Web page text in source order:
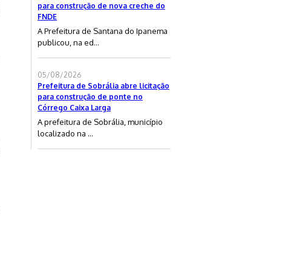
para construção de nova creche do
FNDE
A Prefeitura de Santana do Ipanema
publicou, na ed...
05/08/2026
Prefeitura de Sobrália abre licitação
para construção de ponte no
Córrego Caixa Larga
A prefeitura de Sobrália, município
localizado na ...